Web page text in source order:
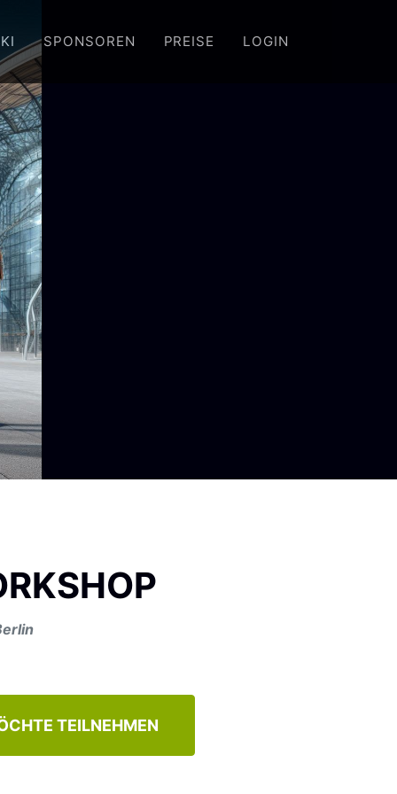
SPONSOREN PREISE LOGIN
TEILNEHMEN